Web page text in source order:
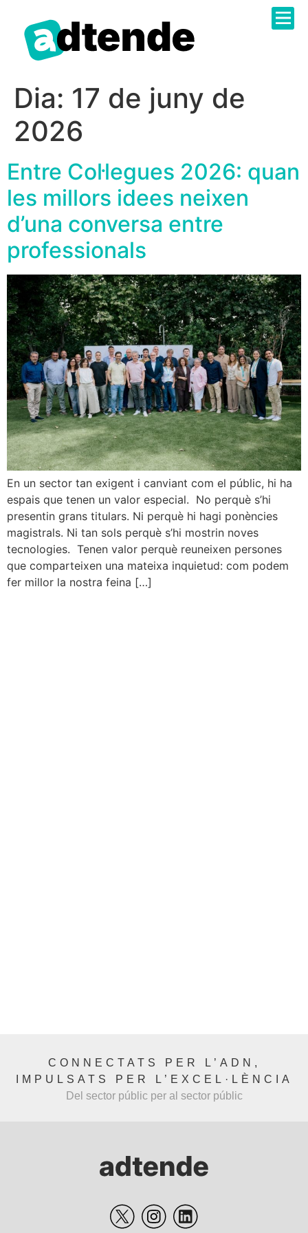
Dia: 17 de juny de
2026
Entre Col·legues 2026: quan
les millors idees neixen
d’una conversa entre
professionals
En un sector tan exigent i canviant com el públic, hi ha
espais que tenen un valor especial. No perquè s’hi
presentin grans titulars. Ni perquè hi hagi ponències
magistrals. Ni tan sols perquè s’hi mostrin noves
tecnologies. Tenen valor perquè reuneixen persones
que comparteixen una mateixa inquietud: com podem
fer millor la nostra feina […]
CONNECTATS PER L’ADN,
IMPULSATS PER L’EXCEL·LÈNCIA
Del sector públic per al sector públic